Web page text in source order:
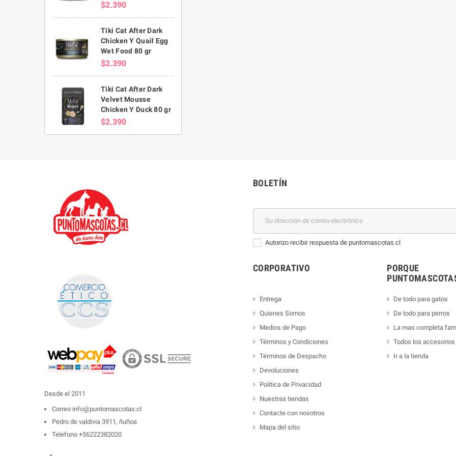
$2.390
Tiki Cat After Dark
Chicken Y Quail Egg
Wet Food 80 gr
$2.390
Tiki Cat After Dark
Velvet Mousse
Chicken Y Duck 80 gr
$2.390
Desde el 2011
Correo info@puntomascotas.cl
Pedro de valdivia 3911, ñuñoa
Telefono +56222382020
BOLETÍN
Autorizo recibir respuesta de puntomascotas.cl
CORPORATIVO
Entrega
Quienes Somos
Medios de Pago
Términos y Condiciones
Términos de Despacho
Devoluciones
Política de Privacidad
Nuestras tiendas
Contacte con nosotros
Mapa del sitio
PORQUE
De todo para gatos
De todo para perros
La mas completa
Todos los accesorios
Ir a la tienda